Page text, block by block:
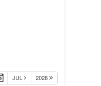
JUL 2028